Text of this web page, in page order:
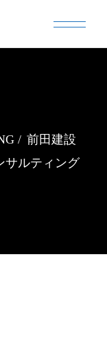
前田建設
サルティング